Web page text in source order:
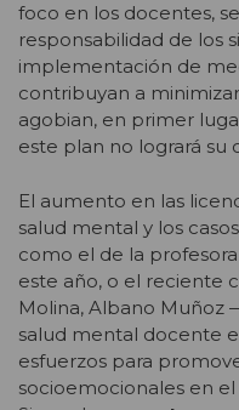
foco en los docentes,
responsabilidad de los
implementación de
contribuyan a
agobian, en primer
este plan no logrará su
El aumento en las
salud mental y los
como el de la
este año, o el reciente
Molina, Albano Muñoz
salud mental docente
esfuerzos para
socioemocionales en